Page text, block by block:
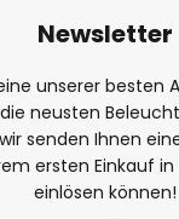
Newsletter
unserer besten
neusten
senden Ihnen
ersten Einkauf
einlösen können!